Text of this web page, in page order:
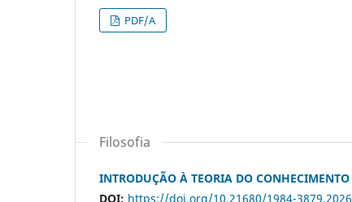
PDF/A
Filosofia
INTRODUÇÃO À TEORIA DO
DOI: https://doi.org/10.21680/1984-